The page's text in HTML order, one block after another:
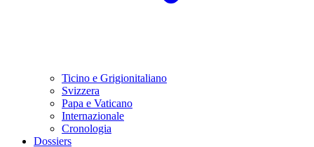
Ticino e Grigionitaliano
Svizzera
Papa e Vaticano
Internazionale
Cronologia
Dossiers